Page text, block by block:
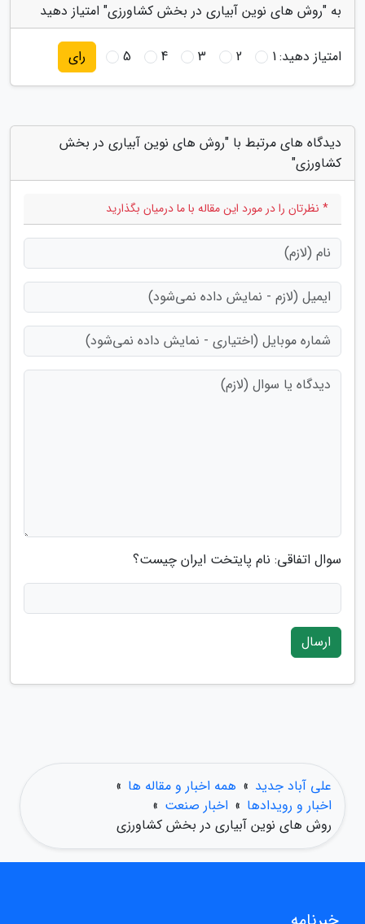
به "روش های نوین آبیاری در بخش کشاورزی" امتیاز دهید
امتیاز دهید:1
2
3
4
5 رای
دیدگاه های مرتبط با "روش های نوین آبیاری در بخش
کشاورزی"
* نظرتان را در مورد این مقاله با ما درمیان بگذارید
سوال اتفاقی: نام پایتخت ایران چیست؟
ارسال
علی آباد جدید » همه اخبار و مقاله ها »
اخبار و رویدادها » اخبار صنعت »
روش های نوین آبیاری در بخش کشاورزی